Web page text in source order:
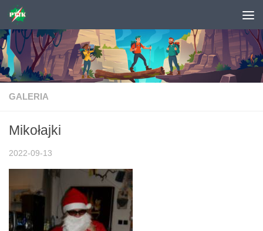
Skip to content
GALERIA
Mikołajki
2022-09-13